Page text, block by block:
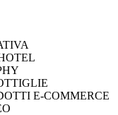
E-COMMERCE